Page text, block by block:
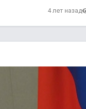
4 лет назад